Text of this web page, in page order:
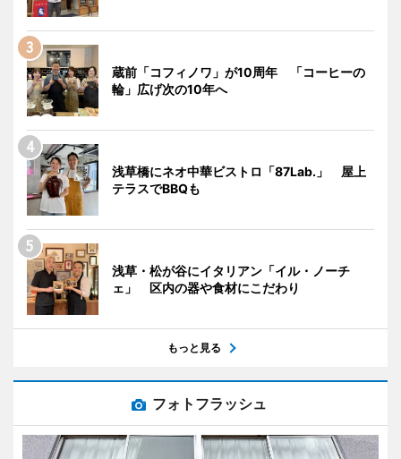
蔵前「コフィノワ」が10周年 「コーヒーの
輪」広げ次の10年へ
浅草橋にネオ中華ビストロ「87Lab.」 屋上
テラスでBBQも
浅草・松が谷にイタリアン「イル・ノーチ
ェ」 区内の器や食材にこだわり
もっと見る
フォトフラッシュ